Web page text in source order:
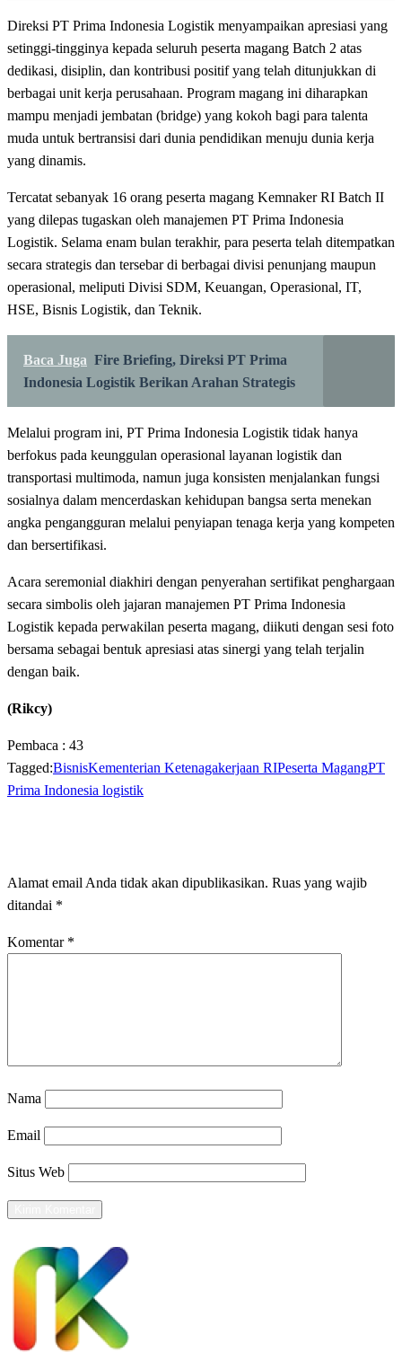
‎Direksi PT Prima Indonesia Logistik menyampaikan apresiasi yang
setinggi-tingginya kepada seluruh peserta magang Batch 2 atas
dedikasi, disiplin, dan kontribusi positif yang telah ditunjukkan di
berbagai unit kerja perusahaan. Program magang ini diharapkan
mampu menjadi jembatan (bridge) yang kokoh bagi para talenta
muda untuk bertransisi dari dunia pendidikan menuju dunia kerja
yang dinamis.
‎Tercatat sebanyak 16 orang peserta magang Kemnaker RI Batch II
yang dilepas tugaskan oleh manajemen PT Prima Indonesia
Logistik. Selama enam bulan terakhir, para peserta telah ditempatkan
secara strategis dan tersebar di berbagai divisi penunjang maupun
operasional, meliputi Divisi SDM, Keuangan, Operasional, IT,
HSE, Bisnis Logistik, dan Teknik.
Baca Juga Fire Briefing, Direksi PT Prima
Indonesia Logistik Berikan Arahan Strategis
‎Melalui program ini, PT Prima Indonesia Logistik tidak hanya
berfokus pada keunggulan operasional layanan logistik dan
transportasi multimoda, namun juga konsisten menjalankan fungsi
sosialnya dalam mencerdaskan kehidupan bangsa serta menekan
angka pengangguran melalui penyiapan tenaga kerja yang kompeten
dan bersertifikasi.
‎Acara seremonial diakhiri dengan penyerahan sertifikat penghargaan
secara simbolis oleh jajaran manajemen PT Prima Indonesia
Logistik kepada perwakilan peserta magang, diikuti dengan sesi foto
bersama sebagai bentuk apresiasi atas sinergi yang telah terjalin
dengan baik.
(Rikcy)
Pembaca : 43
Tagged:BisnisKementerian Ketenagakerjaan RIPeserta MagangPT
Prima Indonesia logistik
Alamat email Anda tidak akan dipublikasikan. Ruas yang wajib
ditandai *
Komentar *
Nama
Email
Situs Web